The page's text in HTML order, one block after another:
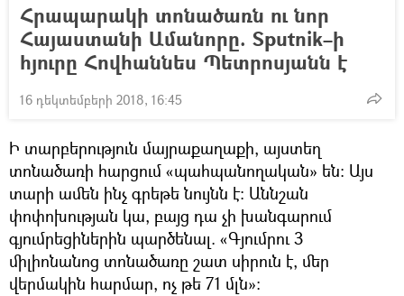
Հրապարակի տոնածառն ու նոր
Հայաստանի Ամանորը. Sputnik–ի
հյուրը Հովհաննես Պետրոսյանն է
16 դեկտեմբերի 2018, 16:45
Ի տարբերություն մայրաքաղաքի, այստեղ
տոնածառի հարցում «պահպանողական» են։ Այս
տարի ամեն ինչ գրեթե նույնն է։ Աննշան
փոփոխության կա, բայց դա չի խանգարում
գյումրեցիներին պարծենալ. «Գյումրու 3
միլիոնանոց տոնածառը շատ սիրուն է, մեր
վերմակին հարմար, ոչ թե 71 մլն»: